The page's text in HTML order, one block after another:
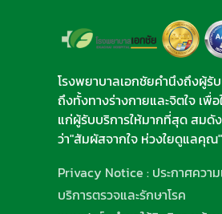
โรงพยาบาลเอกชัยคำนึงถึงผู้รั
ถึงทั้งทางร่างกายและจิตใจ เพื่
แก่ผู้รับบริการให้มากที่สุด สมดั
ว่า"สัมผัสจากใจ ห่วงใยดูแลคุณ"
Privacy Notice : ประกาศควา
บริการตรวจและรักษาโรค